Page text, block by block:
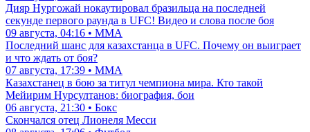
Дияр Нургожай нокаутировал бразильца на последней
секунде первого раунда в UFC! Видео и слова после боя
09 августа, 04:16 • ММА
Последний шанс для казахстанца в UFC. Почему он выиграет
и что ждать от боя?
07 августа, 17:39 • ММА
Казахстанец в бою за титул чемпиона мира. Кто такой
Мейирим Нурсултанов: биография, бои
06 августа, 21:30 • Бокс
Скончался отец Лионеля Месси